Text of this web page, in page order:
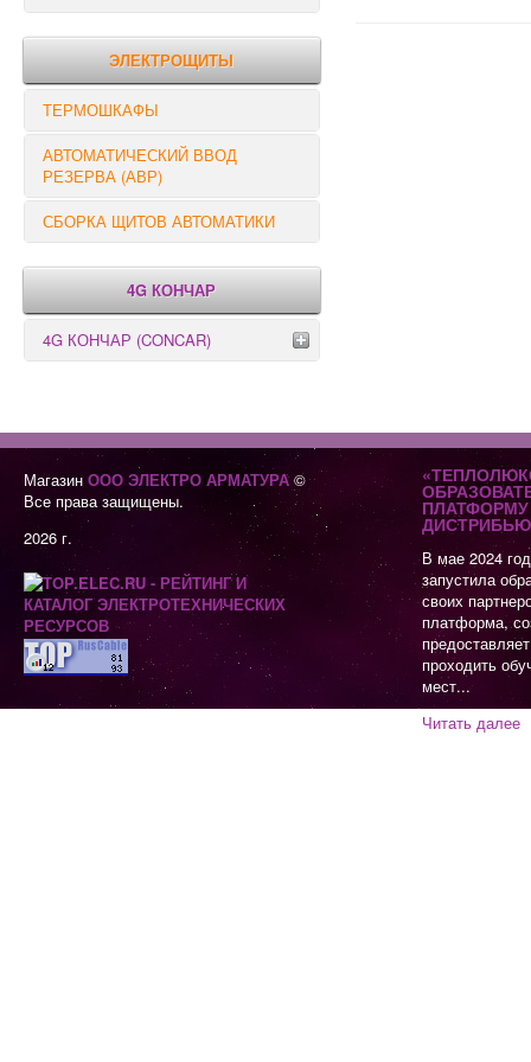
РЕЛЕ КОНТРОЛЯ
ЭЛЕКТРОЩИТЫ
ТЕРМОШКАФЫ
АВТОМАТИЧЕСКИЙ ВВОД
РЕЗЕРВА (АВР)
СБОРКА ЩИТОВ АВТОМАТИКИ
4G КОНЧАР
4G КОНЧАР (CONCAR)
Магазин ООО ЭЛЕКТРО АРМАТУРА©
Все права защищены.
2026 г.
В мае 2024
запустила
своих
платформа,
проходить
мест...
Читать далее